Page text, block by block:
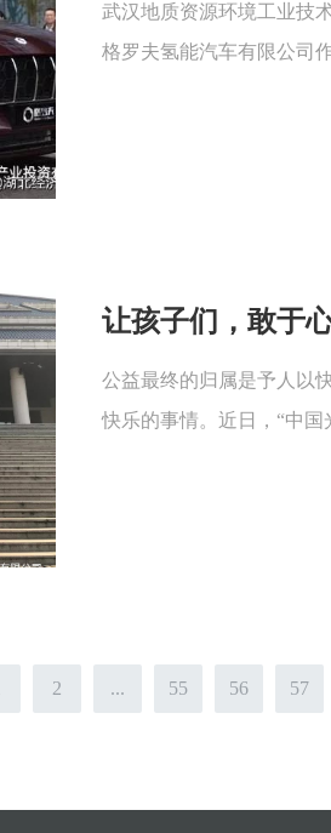
武汉地质资源环境工业技
格罗夫氢能汽车有限公司
让孩子们，敢于
公益最终的归属是予人以
快乐的事情。近日，“中国
2 ... 55 56 57